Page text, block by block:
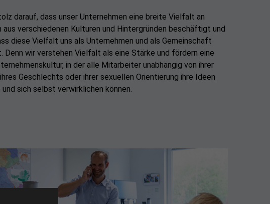
darauf, dass unser Unternehmen eine breite Vielfalt an
aus verschiedenen Kulturen und Hintergründen beschäftigt und
diese Vielfalt uns als Unternehmen und als Gemeinschaft
Denn wir verstehen Vielfalt als eine Stärke und fördern eine
in der alle Mitarbeiter unabhängig von ihrer
Geschlechts oder ihrer sexuellen Orientierung ihre Ideen
und sich selbst verwirklichen können.